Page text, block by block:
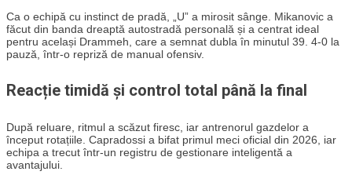
Ca o echipă cu instinct de pradă, „U” a mirosit sânge. Mikanovic a
făcut din banda dreaptă autostradă personală și a centrat ideal
pentru același Drammeh, care a semnat dubla în minutul 39. 4-0 la
pauză, într-o repriză de manual ofensiv.
Reacție timidă și control total până la final
După reluare, ritmul a scăzut firesc, iar antrenorul gazdelor a
început rotațiile. Capradossi a bifat primul meci oficial din 2026, iar
echipa a trecut într-un registru de gestionare inteligentă a
avantajului.